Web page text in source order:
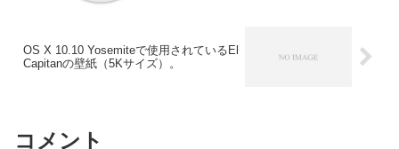
OS X 10.10 Yosemiteで使用されているEl
Capitanの壁紙（5Kサイズ）。
コメント